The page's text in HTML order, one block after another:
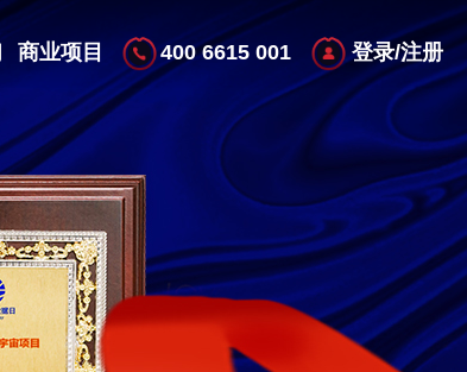
商业项目 400 6615 001 登录/注册